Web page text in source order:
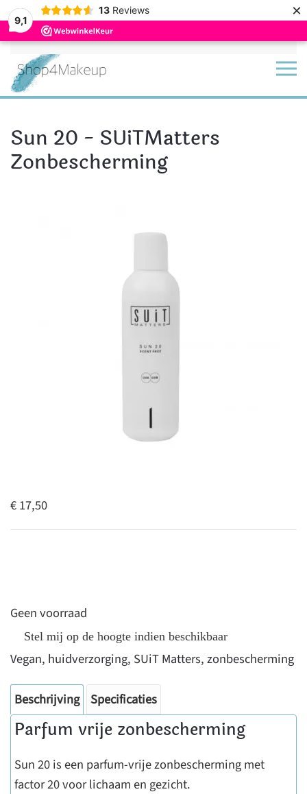
9,1
13 Reviews ×
Terug naar hoofdinhoud
Sun 20 - SUiTMatters
Zonbescherming
€ 17,50
Geen voorraad
Stel mij op de hoogte indien beschikbaar
Vegan, huidverzorging, SUiT Matters,zonbescherming
Beschrijving Specificaties
Parfum vrije zonbescherming
Sun 20 is een parfum-vrije zonbescherming met
factor 20 voor lichaam en gezicht.